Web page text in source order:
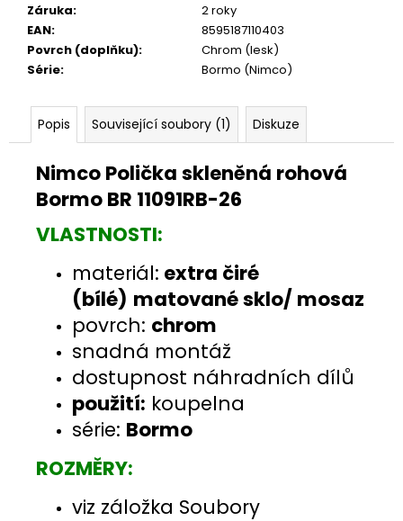
Záruka:
2 roky
EAN:
8595187110403
Povrch (doplňku):
Chrom (lesk)
Série: Bormo (Nimco)
Popis Související soubory (1) Diskuze
Nimco Polička skleněná rohová
Bormo BR 11091RB-26
VLASTNOSTI:
materiál: extra čiré
(bílé) matované sklo/ mosaz
povrch: chrom
snadná montáž
dostupnost náhradních dílů
použití: koupelna
série: Bormo
ROZMĚRY:
viz záložka Soubory